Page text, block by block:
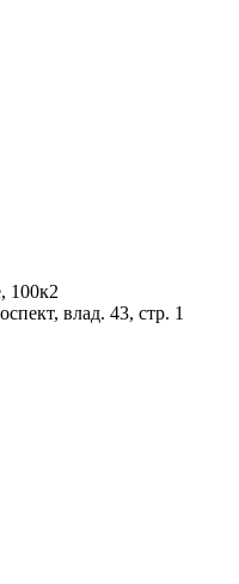
100к2
влад. 43, стр. 1